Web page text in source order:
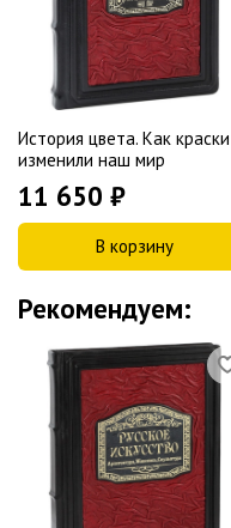
История цвета. Как краски
изменили наш мир
11 650 ₽
В корзину
Рекомендуем: